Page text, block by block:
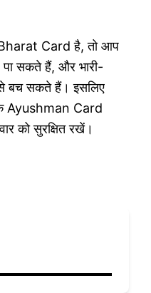
Card है, तो आप
सकते हैं, और भारी-
बच सकते हैं। इसलिए
के Ayushman Card
को सुरक्षित रखें।